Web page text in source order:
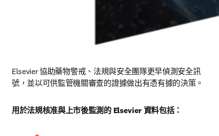
Elsevier 協助藥物警戒、法規與安全團隊更早偵測安全訊
號，並以可供監管機關審查的證據做出有憑有據的決策。
用於法規核准與上市後監測的 Elsevier 資料包括：